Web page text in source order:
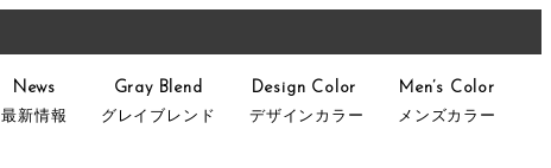
News
最新情報
Gray Blend
グレイブレンド
Design Color
デザインカラー
Men’s Color
メンズカラー